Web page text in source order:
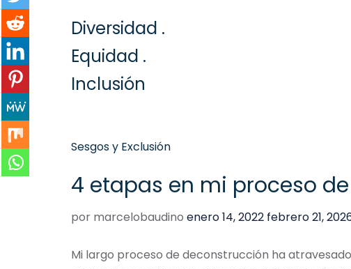
Diversidad .
Equidad .
Inclusión
Categories
Sesgos y Exclusión
4 etapas en mi proceso
por marcelobaudino Posted
enero 14, 2022 febrero 21,
Mi largo proceso de deconstrucción ha